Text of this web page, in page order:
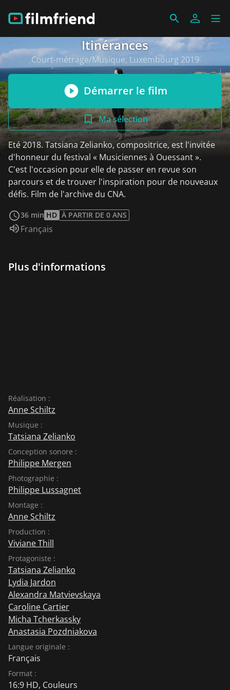
Itinérances
Court-métrage/Musique, Luxembourg 2019
Démarrer le film
Ma sélection
Eté 2018. Tatsiana Zelianko, compositrice, est l'invitée
d'honneur du festival « Musiciennes à Ouessant ».
C'est l'occasion pour elle de passer en revue son
parcours et de trouver l'inspiration pour de nouveaux
défis. Film de l'archive du CNA.
36 min HD À PARTIR DE 0 ANS
Audio :
Français
Plus d'informations
Réalisation :
Anne Schiltz
Musique :
Tatsiana Zelianko
Conception sonore :
Philippe Mergen
Photographie :
Philippe Lussagnet
Montage :
Anne Schiltz
Production :
Viviane Thill
Protagoniste :
Tatsiana Zelianko
Lydia Jardon
Alexandra Matvievskaya
Caroline Cartier
Micha Tcherkassky
Anastasia Pozdniakova
Langue originale :
Français
Format :
16:9 HD, Couleurs